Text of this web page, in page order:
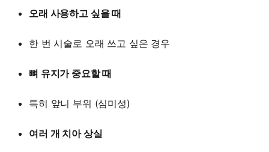
오래 사용하고 싶을 때
한 번 시술로 오래 쓰고 싶은 경우
뼈 유지가 중요할 때
특히 앞니 부위 (심미성)
여러 개 치아 상실